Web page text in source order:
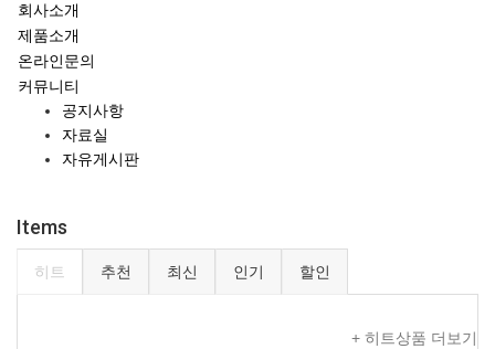
회사소개
제품소개
온라인문의
커뮤니티
공지사항
자료실
자유게시판
Items
히트 추천 최신 인기 할인
+ 히트상품 더보기